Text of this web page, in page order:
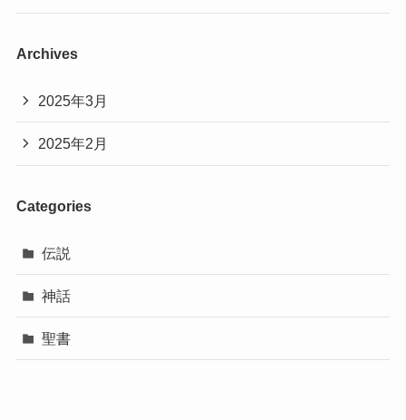
Archives
2025年3月
2025年2月
Categories
伝説
神話
聖書